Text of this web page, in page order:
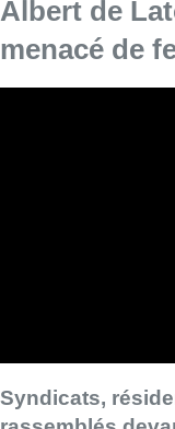
Albert de
menacé de
Schaerbeek est
rénion cet après-midi
chose. Ils attendent
entendre les